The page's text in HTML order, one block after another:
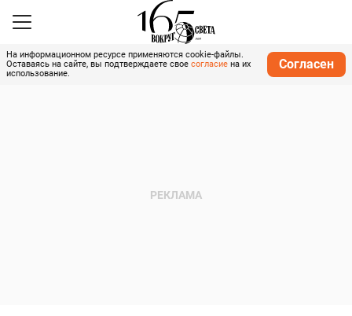
На информационном ресурсе применяются cookie-файлы.
Оставаясь на сайте, вы подтверждаете свое согласие на их
использование.
Согласен